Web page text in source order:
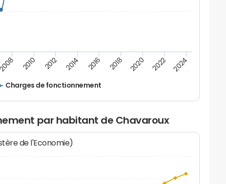
Charges de fonctionnement
2008 2010 2012 2014 2016 2018 2020 2022 2024
par habitant de Chavaroux
de l'Economie)